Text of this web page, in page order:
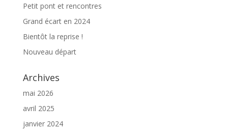
Petit pont et rencontres
Grand écart en 2024
Bientôt la reprise !
Nouveau départ
Archives
mai 2026
avril 2025
janvier 2024